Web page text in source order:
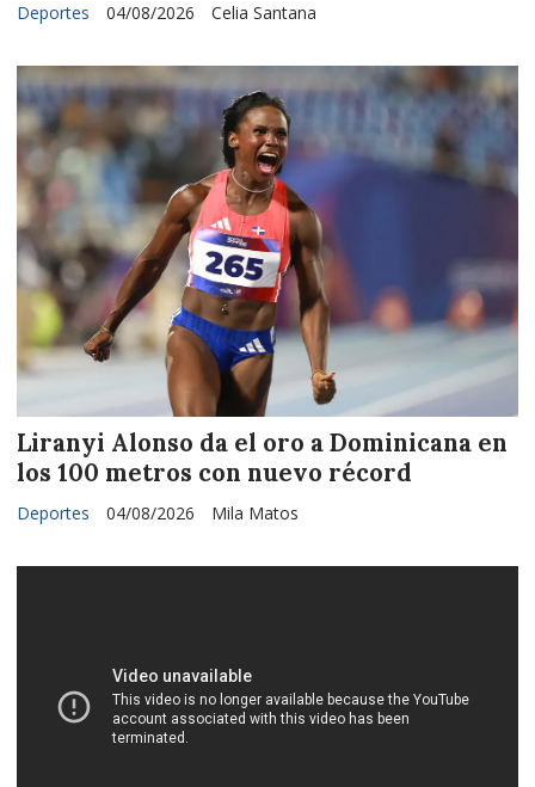
Celia Santana
Deportes 04/08/2026
Liranyi Alonso da el oro a Dominicana en
los 100 metros con nuevo récord
Mila Matos
Deportes 04/08/2026